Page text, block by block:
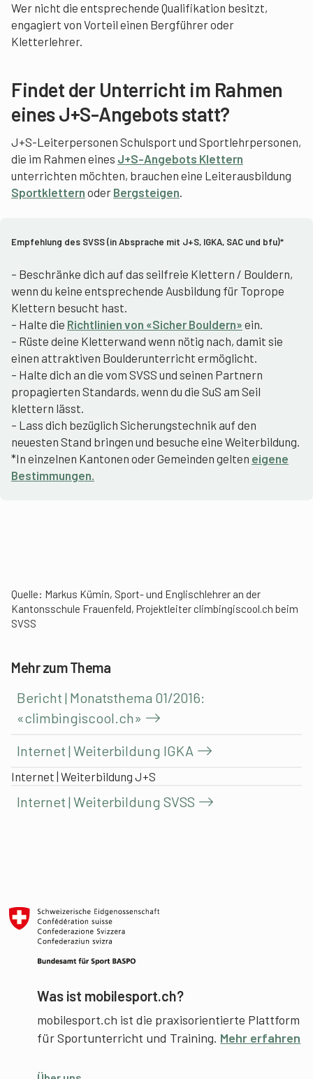
Wer nicht die entsprechende Qualifikation besitzt,
engagiert von Vorteil einen Bergführer oder
Kletterlehrer.
Findet der Unterricht im Rahmen
eines J+S-Angebots statt?
J+S-Leiterpersonen Schulsport und Sportlehrpersonen,
die im Rahmen eines J+S-Angebots Klettern
unterrichten möchten, brauchen eine Leiterausbildung
Sportklettern oder Bergsteigen.
Empfehlung des SVSS (in Absprache mit J+S, IGKA, SAC und bfu)*
– Beschränke dich auf das seilfreie Klettern / Bouldern,
wenn du keine entsprechende Ausbildung für Toprope
Klettern besucht hast.
– Halte die Richtlinien von «Sicher Bouldern» ein.
– Rüste deine Kletterwand wenn nötig nach, damit sie
einen attraktiven Boulderunterricht ermöglicht.
– Halte dich an die vom SVSS und seinen Partnern
propagierten Standards, wenn du die SuS am Seil
klettern lässt.
– Lass dich bezüglich Sicherungstechnik auf den
neuesten Stand bringen und besuche eine Weiterbildung.
*In einzelnen Kantonen oder Gemeinden gelten eigene
Bestimmungen.
Quelle: Markus Kümin, Sport- und Englischlehrer an der
Kantonsschule Frauenfeld, Projektleiter climbingiscool.ch beim
SVSS
Mehr zum Thema
Bericht | Monatsthema 01/2016:
«climbingiscool.ch»
Internet | Weiterbildung IGKA
Internet | Weiterbildung J+S
Internet | Weiterbildung SVSS
Was ist mobilesport.ch?
mobilesport.ch ist die praxisorientierte Plattform
für Sportunterricht und Training. Mehr erfahren